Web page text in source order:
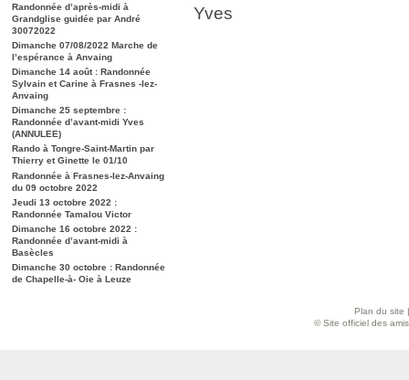
Randonnée d’après-midi à
Grandglise guidée par André
30072022
Dimanche 07/08/2022 Marche de
l’espérance à Anvaing
Dimanche 14 août : Randonnée
Sylvain et Carine à Frasnes -lez-
Anvaing
Dimanche 25 septembre :
Randonnée d’avant-midi Yves
(ANNULEE)
Rando à Tongre-Saint-Martin par
Thierry et Ginette le 01/10
Randonnée à Frasnes-lez-Anvaing
du 09 octobre 2022
Jeudi 13 octobre 2022 :
Randonnée Tamalou Victor
Dimanche 16 octobre 2022 :
Randonnée d’avant-midi à
Basècles
Dimanche 30 octobre : Randonnée
de Chapelle-à- Oie à Leuze
Yves
Plan du site
© Site officiel des